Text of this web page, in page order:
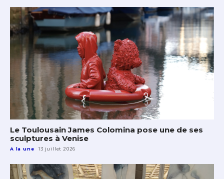
Le Toulousain James Colomina pose une de ses
sculptures à Venise
A la une 13 juillet 2026